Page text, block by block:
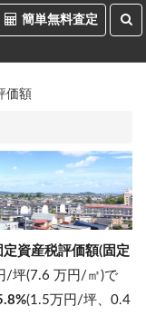
簡単無料査定
価額
定資産税評価額(固定
/坪(7.6 万円/㎡)で
(1.5万円/坪、0.4